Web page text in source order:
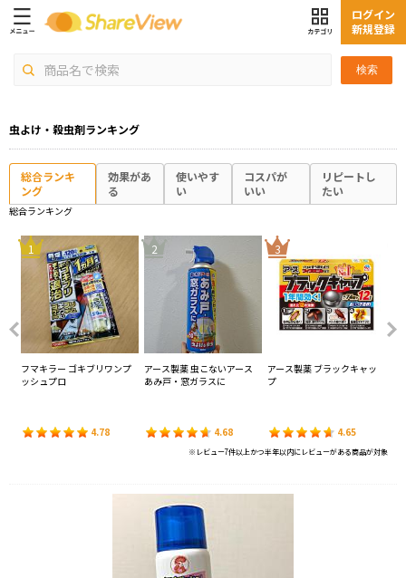
検索
ログイン
新規登録
虫よけ・殺虫剤ランキング
総合ランキ
ング
効果があ
る
使いやす
い
コスパが
いい
リピートし
たい
総合ランキング
1
フマキラー ゴキブリワンプ
ッシュプロ
4.78
2
アース製薬 虫こないアース
あみ戸・窓ガラスに
4.68
3
アース製薬 ブラックキャッ
プ
4.65
※レビュー7件以上かつ半年以内にレビューがある商品が対象